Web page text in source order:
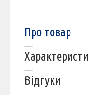
Про товар
Відгуки